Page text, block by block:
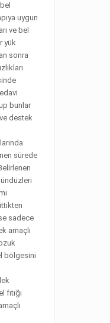
uygun
ve bel
yük
sonra
bunlar
destek
sürede
sadece
amaçlı
bölgesini
fıtığı